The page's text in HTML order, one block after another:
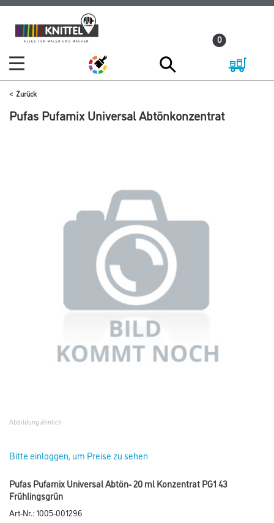
Zum
Inhalt
Zum
Navigationsmenü
0
Zurück
Pufas Pufamix Universal Abtönkonzentrat
Abbildung ähnlich
Bitte einloggen, um Preise zu sehen
Pufas Pufamix Universal Abtön- 20 ml Konzentrat PG1 43
Frühlingsgrün
Art-Nr.:1005-001296